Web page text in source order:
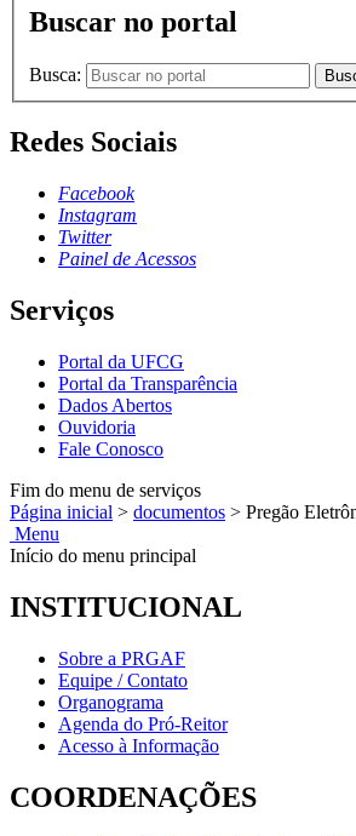
Buscar no portal
Busca:
Redes Sociais
Facebook
Instagram
Twitter
Painel de Acessos
Serviços
Portal da UFCG
Portal da Transparência
Dados Abertos
Ouvidoria
Fale Conosco
Fim do menu de serviços
Página inicial > documentos > Pregão
Menu
Início do menu principal
INSTITUCIONAL
Sobre a PRGAF
Equipe / Contato
Organograma
Agenda do Pró-Reitor
Acesso à Informação
COORDENAÇÕES